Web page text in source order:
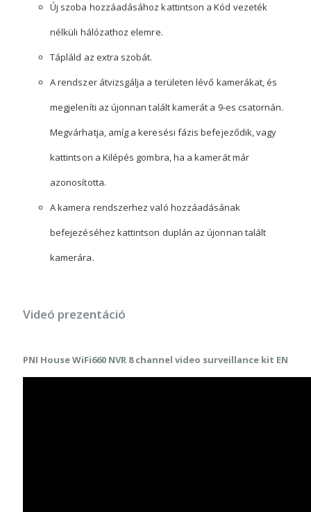
Új szoba hozzáadásához kattintson a Kód vezeték
nélküli hálózathoz elemre.
Tápláld az extra szobát.
A rendszer átvizsgálja a területen lévő kamerákat, és
megjeleníti az újonnan talált kamerát a 9-es csatornán.
Megvárhatja, amíg a keresési fázis befejeződik, vagy
kattintson a Kilépés gombra, ha a kamerát már
azonosította.
A kamera rendszerhez való hozzáadásának
befejezéséhez kattintson duplán az újonnan talált
kamerára.
Videó prezentáció
PNI House WiFi660 NVR 8 channel video surveillance kit EN